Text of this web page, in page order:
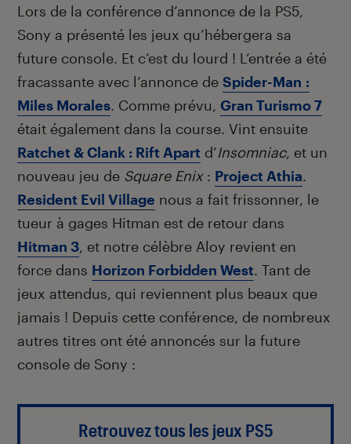
Lors de la conférence d’annonce de la PS5,
Sony a présenté les jeux qu’hébergera sa
future console. Et c’est du lourd ! L’entrée a été
fracassante avec l’annonce de Spider-Man :
Miles Morales. Comme prévu, Gran Turismo 7
était également dans la course. Vint ensuite
Ratchet & Clank : Rift Apart d’Insomniac, et un
nouveau jeu de Square Enix: Project Athia.
Resident Evil Village nous a fait frissonner, le
tueur à gages Hitman est de retour dans
Hitman 3, et notre célèbre Aloy revient en
force dans Horizon Forbidden West. Tant de
jeux attendus, qui reviennent plus beaux que
jamais ! Depuis cette conférence, de nombreux
autres titres ont été annoncés sur la future
console de Sony :
Retrouvez tous les jeux PS5